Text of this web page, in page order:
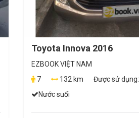
Toyota Innova 2016
EZBOOK VIỆT NAM
7
132 km Được sử dụng:
Nước suối